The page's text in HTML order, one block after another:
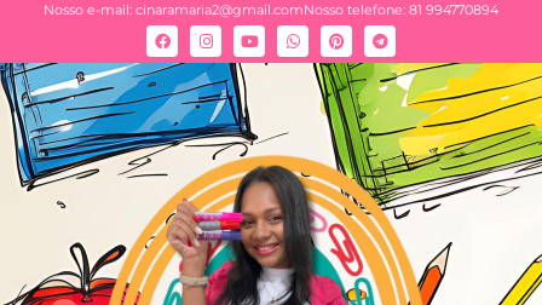
Nosso e-mail: cinaramaria2@gmail.comNosso telefone: 81 994770894